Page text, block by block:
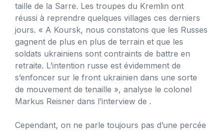
taille de la Sarre. Les troupes du Kremlin ont
réussi à reprendre quelques villages ces derniers
jours. « A Koursk, nous constatons que les Russes
gagnent de plus en plus de terrain et que les
soldats ukrainiens sont contraints de battre en
retraite. L’intention russe est évidemment de
s’enfoncer sur le front ukrainien dans une sorte
de mouvement de tenaille », analyse le colonel
Markus Reisner dans l’interview de .
Cependant, on ne parle toujours pas d’une percée